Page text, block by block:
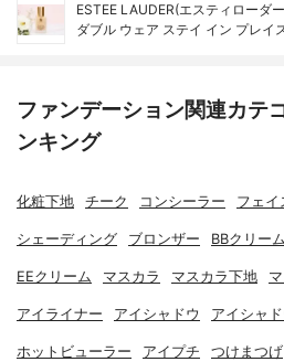
ESTEE LAUDER(エスティローダ
ダブル ウェア ステイ イン プレイ
ファンデーション関連カテ
ンキング
化粧下地 チーク コンシーラー フェイ
シェーディング ブロンザー BBクリーム
EEクリーム マスカラ マスカラ下地
アイライナー アイシャドウ アイシャ
ホットビューラー アイプチ つけまつげ